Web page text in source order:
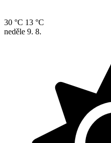
30 °C 13 °C
neděle 9. 8.